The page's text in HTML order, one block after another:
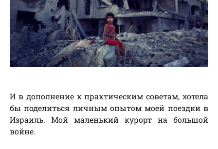
И в дополнение к практическим советам, хотела
бы поделиться личным опытом моей поездки в
Израиль. Мой маленький курорт на большой
войне.